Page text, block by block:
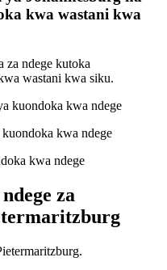
kwa wastani kwa
za ndege kutoka
wastani kwa siku.
kuondoka kwa ndege
kwa ndege
kwa ndege
za